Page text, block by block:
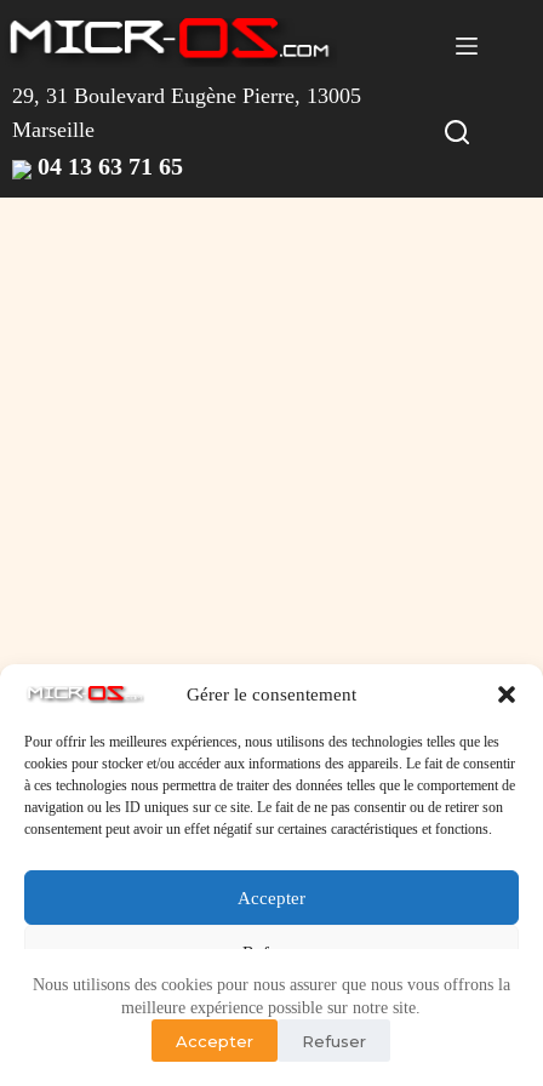
Gérer le consentement
Pour offrir les meilleures expériences, nous utilisons des technologies telles que les
cookies pour stocker et/ou accéder aux informations des appareils. Le fait de consentir
à ces technologies nous permettra de traiter des données telles que le comportement de
navigation ou les ID uniques sur ce site. Le fait de ne pas consentir ou de retirer son
consentement peut avoir un effet négatif sur certaines caractéristiques et fonctions.
Accepter
Refuser
Voir les préférences
Politique de cookiesPolitique de confidentialité
au
contenu
Nous utilisons des cookies pour nous assurer que nous vous offrons la
meilleure expérience possible sur notre site.
Accepter Refuser
29, 31 Boulevard Eugène Pierre, 13005
Marseille
04 13 63 71 65